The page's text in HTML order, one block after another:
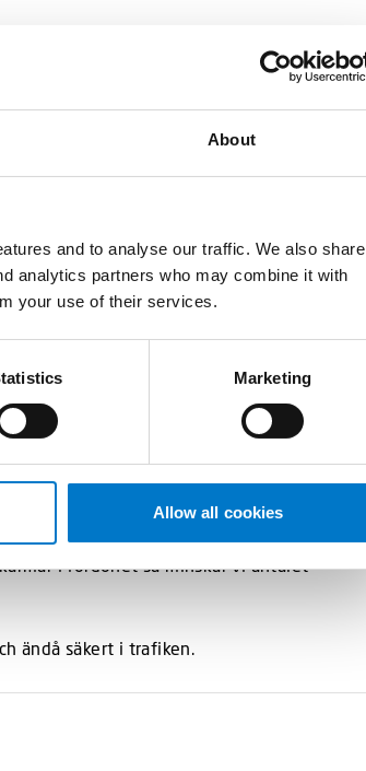
About
and to analyse our traffic. We also share
analytics partners who may combine it with
your use of their services.
Marketing
Allow all cookies
– hanterar flödet effektivt från larm till
i samma system.
blåljuspersonal att komma fram till
i fordonet så minskar vi antalet
ändå säkert i trafiken.